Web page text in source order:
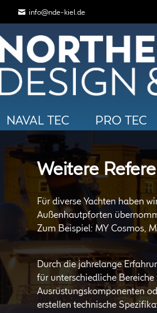
info@nde-kiel.de
NAVAL TEC PRO TEC
Weitere
Für diverse Yachten haben
Außenhautpforten
Zum Beispiel: MY Cosmos,
Durch die jahrelange
für unterschiedliche
Ausrüstungskomponenten
erstellen technische